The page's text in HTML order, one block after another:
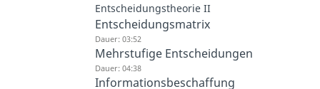
Entscheidungstheorie II
Entscheidungsmatrix
Dauer: 03:52
Mehrstufige Entscheidungen
Dauer: 04:38
Informationsbeschaffung